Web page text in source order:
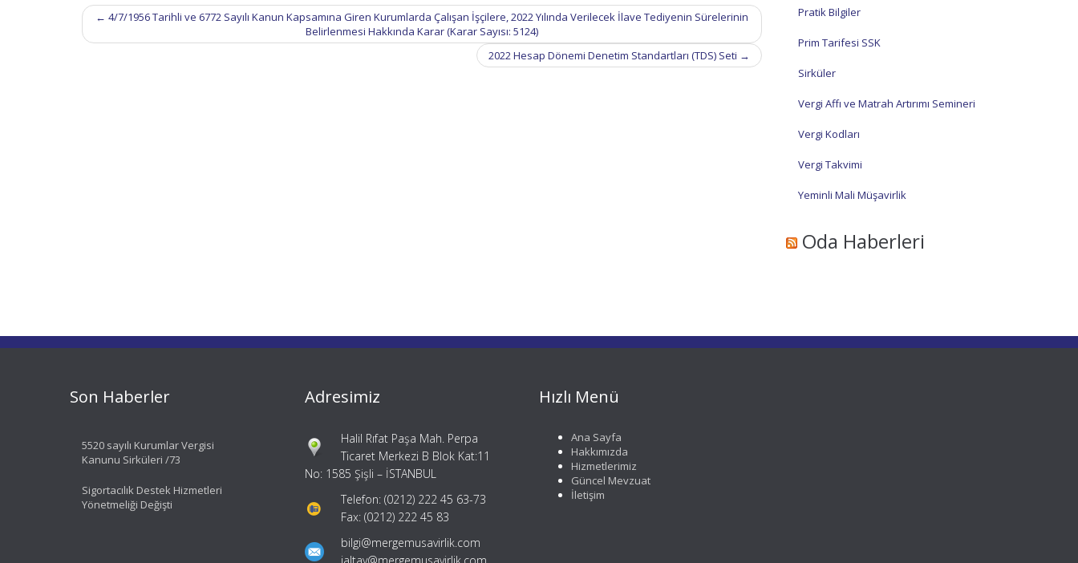
Post
navigation
← 4/7/1956 Tarihli ve 6772 Sayılı Kanun Kapsamına Giren Kurumlarda Çalışan İşçilere, 2022 Yılında Verilecek İlave Tediyenin Sürelerinin
Belirlenmesi Hakkında Karar (Karar Sayısı: 5124)
2022 Hesap Dönemi Denetim Standartları (TDS) Seti →
Pratik Bilgiler
Prim Tarifesi SSK
Sirküler
Vergi Affı ve Matrah Artırımı Semineri
Vergi Kodları
Vergi Takvimi
Yeminli Mali Müşavirlik
Oda Haberleri
Son Haberler
5520 sayılı Kurumlar Vergisi
Kanunu Sirküleri /73
Sigortacılık Destek Hizmetleri
Yönetmeliği Değişti
Adresimiz
Halil Rıfat Paşa Mah. Perpa
Ticaret Merkezi B Blok Kat:11
No: 1585 Şişli – İSTANBUL
Telefon: (0212) 222 45 63-73
Fax: (0212) 222 45 83
bilgi@mergemusavirlik.com
Hızlı Menü
Ana Sayfa
Hakkımızda
Hizmetlerimiz
Güncel Mevzuat
İletişim